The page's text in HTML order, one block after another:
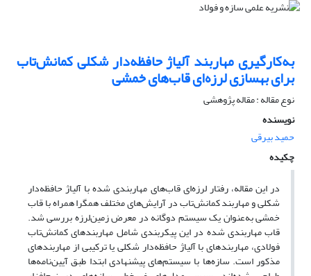
به‌کارگیری مهاربند آلیاژ حافظه‌دار شکلی کمانش‌تاب
برای بهسازی لرزه‌ای قاب‌های خمشی
نوع مقاله : مقاله پژوهشی
نویسنده
حمید بیرقی
چکیده
در این مقاله، رفتار لرزه‌ای قاب‌های مهاربندی شده با آلیاژ حافظه‌دار
شکلی و مهاربند کمانش‌تاب در آرایش‌های مختلف همگرا همراه با قاب
خمشی به‌عنوان یک سیستم دوگانه در معرض زمین‌لرزه بررسی شد.
قاب مهاربندی شده در این پیکربندی شامل مهاربندهای کمانش‌تاب
فولادی، مهاربندهای با آلیاژ حافظه‌دار شکلی یا ترکیبی از مهاربندهای
مذکور است. سازه‌ها با سیستم‌های پیشنهادی ابتدا طبق آیین‌نامه‌ها